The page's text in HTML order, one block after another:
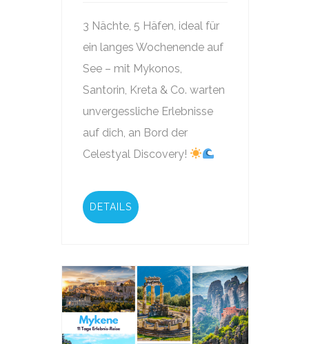
3 Nächte, 5 Häfen, ideal für
ein langes Wochenende auf
See – mit Mykonos,
Santorin, Kreta & Co. warten
unvergessliche Erlebnisse
auf dich, an Bord der
Celestyal Discovery!
DETAILS